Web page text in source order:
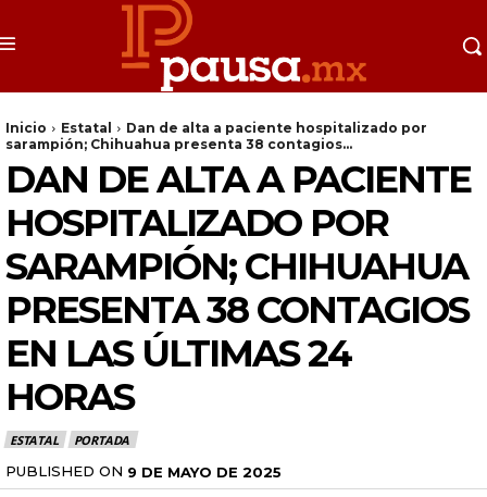
Inicio Estatal
Dan de alta a paciente hospitalizado por
sarampión; Chihuahua presenta 38 contagios...
DAN DE ALTA A PACIENTE
HOSPITALIZADO POR
SARAMPIÓN; CHIHUAHUA
PRESENTA 38 CONTAGIOS
EN LAS ÚLTIMAS 24
HORAS
ESTATAL PORTADA
PUBLISHED ON 9 DE MAYO DE 2025